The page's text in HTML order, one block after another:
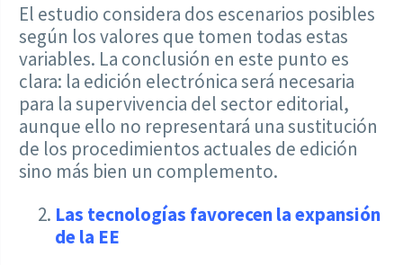
El estudio considera dos escenarios posibles
según los valores que tomen todas estas
variables. La conclusión en este punto es
clara: la edición electrónica será necesaria
para la supervivencia del sector editorial,
aunque ello no representará una sustitución
de los procedimientos actuales de edición
sino más bien un complemento.
Las tecnologías favorecen la expansión
de la EE